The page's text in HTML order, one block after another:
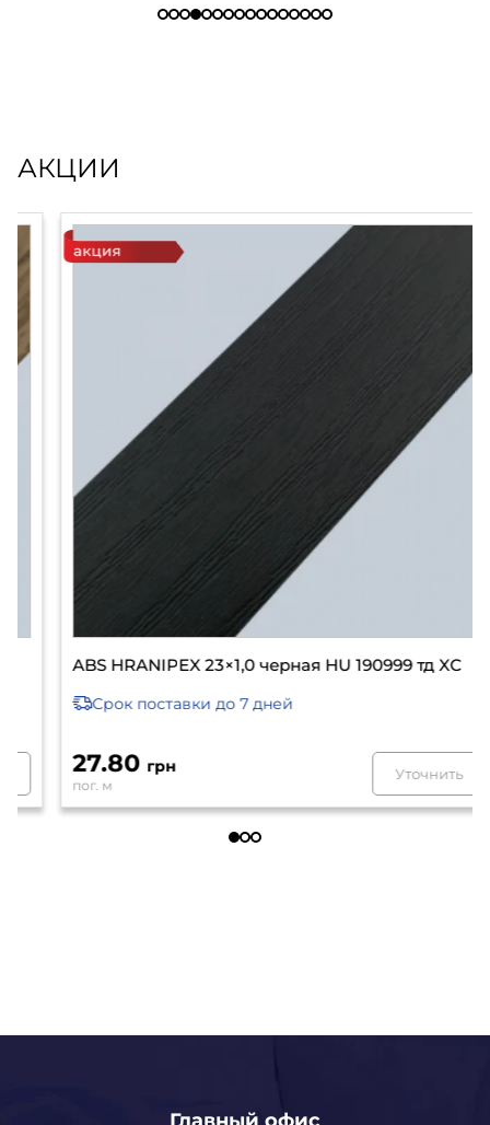
АКЦИИ
ABS HRANIPEX 23×1,0 черная HU 190999 тд XC
Срок поставкидо 7 дней
27.80грн
пог. м
Уточнить